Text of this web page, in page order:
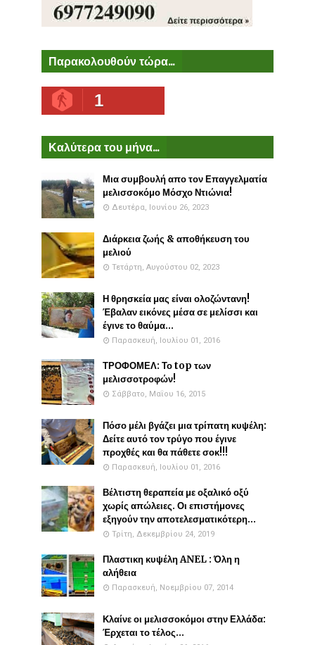
Παρακολουθούν τώρα...
1
Καλύτερα του μήνα...
Μια συμβουλή απο τον Επαγγελματία
μελισσοκόμο Μόσχο Ντιώνια!
Δευτέρα, Ιουνίου 26, 2023
Διάρκεια ζωής & αποθήκευση του
μελιού
Τετάρτη, Αυγούστου 02, 2023
Η θρησκεία μας είναι ολοζώντανη!
Έβαλαν εικόνες μέσα σε μελίσσι και
έγινε το θαύμα...
Παρασκευή, Ιουλίου 01, 2016
ΤΡΟΦΟΜΕΛ: Το top των
μελισσοτροφών!
Σάββατο, Μαΐου 16, 2015
Πόσο μέλι βγάζει μια τρίπατη κυψέλη:
Δείτε αυτό τον τρύγο που έγινε
προχθές και θα πάθετε σοκ!!!
Παρασκευή, Ιουλίου 01, 2016
Βέλτιστη θεραπεία με οξαλικό οξύ
χωρίς απώλειες. Οι επιστήμονες
εξηγούν την αποτελεσματικότερη...
Τρίτη, Δεκεμβρίου 24, 2019
Πλαστικη κυψέλη ANEL : Όλη η
αλήθεια
Παρασκευή, Νοεμβρίου 07, 2014
Κλαίνε οι μελισσοκόμοι στην Ελλάδα:
Έρχεται το τέλος...